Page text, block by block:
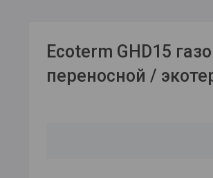
Ecoterm GHD15
переносной /